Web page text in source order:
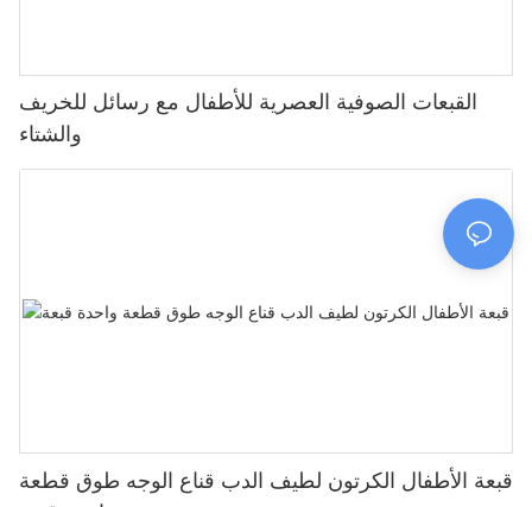
القبعات الصوفية العصرية للأطفال مع رسائل للخريف
والشتاء
قبعة الأطفال الكرتون لطيف الدب قناع الوجه طوق قطعة